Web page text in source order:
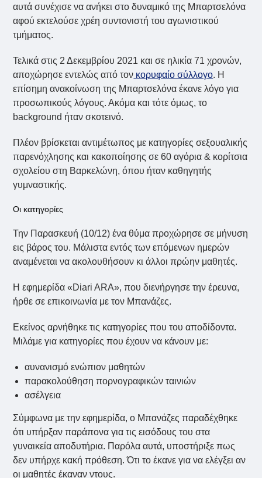
αυτά συνέχισε να ανήκει στο δυναμικό της Μπαρτσελόνα
αφού εκτελούσε χρέη συντονιστή του αγωνιστικού
τμήματος.
Τελικά στις 2 Δεκεμβρίου 2021 και σε ηλικία 71 χρονών,
αποχώρησε εντελώς από τον κορυφαίο σύλλογο. Η
επίσημη ανακοίνωση της Μπαρτσελόνα έκανε λόγο για
προσωπικούς λόγους. Ακόμα και τότε όμως, το
background ήταν σκοτεινό.
Πλέον βρίσκεται αντιμέτωπος με κατηγορίες σεξουαλικής
παρενόχλησης και κακοποίησης σε 60 αγόρια & κορίτσια
σχολείου στη Βαρκελώνη, όπου ήταν καθηγητής
γυμναστικής.
Οι κατηγορίες
Την Παρασκευή (10/12) ένα θύμα προχώρησε σε μήνυση
εις βάρος του. Μάλιστα εντός των επόμενων ημερών
αναμένεται να ακολουθήσουν κι άλλοι πρώην μαθητές.
Η εφημερίδα «Diari ARA», που διενήργησε την έρευνα,
ήρθε σε επικοινωνία με τον Μπανάζες.
Εκείνος αρνήθηκε τις κατηγορίες που του αποδίδοντα.
Μιλάμε για κατηγορίες που έχουν να κάνουν με:
αυνανισμό ενώπιον μαθητών
παρακολούθηση πορνογραφικών ταινιών
ασέλγεια
Σύμφωνα με την εφημερίδα, ο Μπανάζες παραδέχθηκε
ότι υπήρξαν παράπονα για τις εισόδους του στα
γυναικεία αποδυτήρια. Παρόλα αυτά, υποστήριξε πως
δεν υπήρχε κακή πρόθεση. Ότι το έκανε για να ελέγξει αν
οι μαθητές έκαναν ντους.